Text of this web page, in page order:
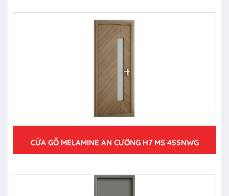
CỬA GỖ MELAMINE AN CƯỜNG H7 MS 455NWG